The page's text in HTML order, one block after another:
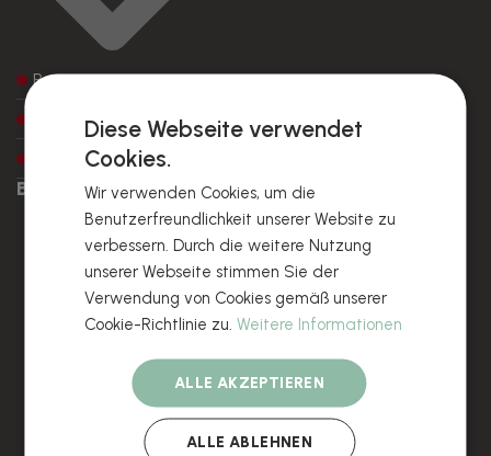
Preise
Warenprobe
Verpackungsoptionen
BESTELLUNG
Diese Webseite verwendet
Cookies.
Wir verwenden Cookies, um die
Benutzerfreundlichkeit unserer Website zu
verbessern. Durch die weitere Nutzung
unserer Webseite stimmen Sie der
Verwendung von Cookies gemäß unserer
Cookie-Richtlinie zu.Weitere Informationen
ALLE AKZEPTIEREN
ALLE ABLEHNEN